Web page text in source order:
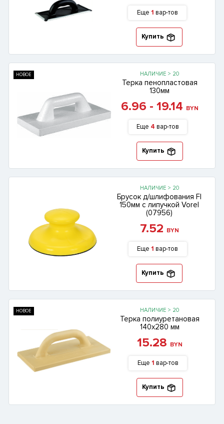
Еще 1 вар-тов
Купить
НОВОЕ НАЛИЧИЕ > 20
Терка пенопластовая
130мм
6.96 - 19.14 BYN
Еще 4 вар-тов
Купить
НАЛИЧИЕ > 20
Брусок д/шлифования Fl
150мм с липучкой Vorel
(07956)
7.52 BYN
Еще 1 вар-тов
Купить
НОВОЕ НАЛИЧИЕ > 20
Терка полиуретановая
140х280 мм
15.28 BYN
Еще 1 вар-тов
Купить